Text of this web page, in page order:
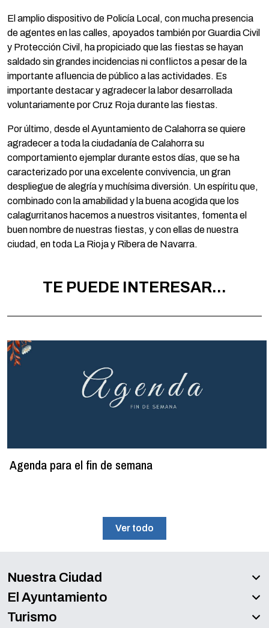
El amplio dispositivo de Policía Local, con mucha presencia
de agentes en las calles, apoyados también por Guardia Civil
y Protección Civil, ha propiciado que las fiestas se hayan
saldado sin grandes incidencias ni conflictos a pesar de la
importante afluencia de público a las actividades. Es
importante destacar y agradecer la labor desarrollada
voluntariamente por Cruz Roja durante las fiestas.
Por último, desde el Ayuntamiento de Calahorra se quiere
agradecer a toda la ciudadanía de Calahorra su
comportamiento ejemplar durante estos días, que se ha
caracterizado por una excelente convivencia, un gran
despliegue de alegría y muchísima diversión. Un espíritu que,
combinado con la amabilidad y la buena acogida que los
calagurritanos hacemos a nuestros visitantes, fomenta el
buen nombre de nuestras fiestas, y con ellas de nuestra
ciudad, en toda La Rioja y Ribera de Navarra.
TE PUEDE INTERESAR...
Agenda para el fin de semana
Ver todo
Nuestra Ciudad
El Ayuntamiento
Turismo